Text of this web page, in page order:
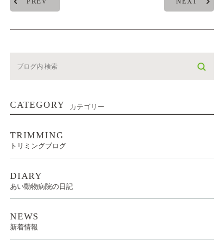
CATEGORY カテゴリー
TRIMMING
トリミングブログ
DIARY
あい動物病院の日記
NEWS
新着情報